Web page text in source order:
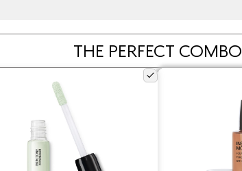
THE PERFECT COMBO